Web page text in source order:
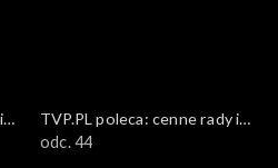
TVP.PL poleca: cenne rady i
ciekawostki
odc. 44